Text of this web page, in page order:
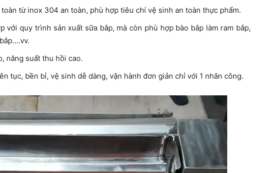
từ inox 304 an toàn, phù hợp tiêu chí vệ sinh an toàn thực phẩm.
với quy trình sản xuất sữa bắp, mà còn phù hợp bào bắp làm ram bắp,
năng suất thu hồi cao.
tục, bền bỉ, vệ sinh dễ dàng, vận hành đơn giản chỉ với 1 nhân công.